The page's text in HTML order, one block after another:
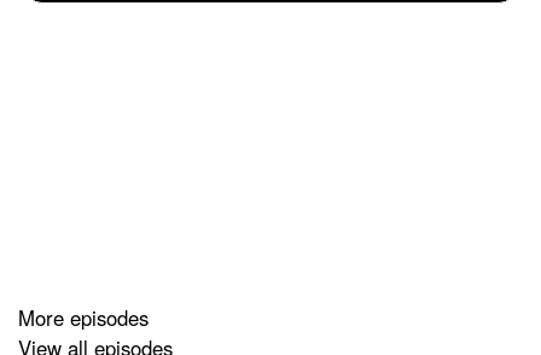
More episodes
View all episodes